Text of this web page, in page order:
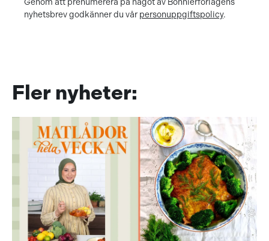
nyhetsbrev godkänner du vår personuppgiftspolicy.
Fler nyheter: